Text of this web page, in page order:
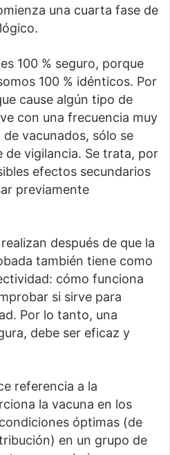
una cuarta fase de
100 % seguro, porque
100 % idénticos. Por
cause algún tipo de
con una frecuencia muy
vacunados, sólo se
de vigilancia. Se trata, por
efectos secundarios
previamente
después de que la
también tiene como
cómo funciona
si sirve para
Por lo tanto, una
debe ser eficaz y
referencia a la
la vacuna en los
óptimas (de
en un grupo de